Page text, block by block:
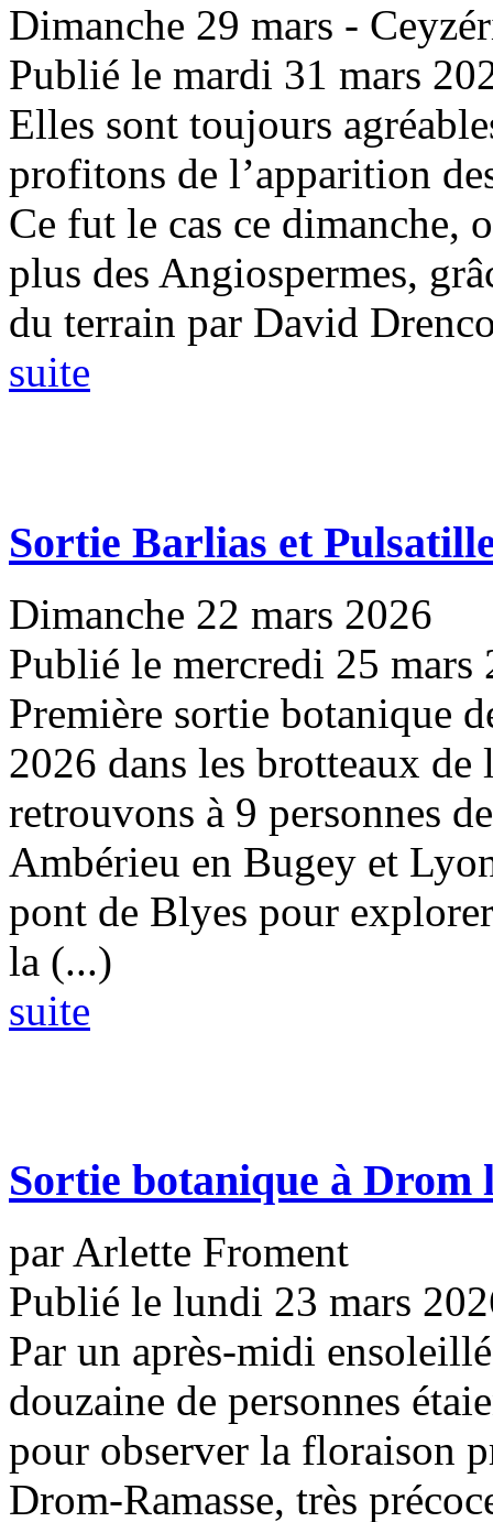
Dimanche 29 mars -
Publié le mardi 31 mars
Elles sont toujours
profitons de l’apparition
Ce fut le cas ce dimanche,
plus des Angiospermes,
du terrain par David
suite
Sortie Barlias et
Dimanche 22 mars 2026
Publié le mercredi 25 mars
Première sortie botanique
2026 dans les brotteaux
retrouvons à 9 personnes
Ambérieu en Bugey et
pont de Blyes pour
la (...)
suite
Sortie botanique à Drom
par Arlette Froment
Publié le lundi 23 mars
Par un après-midi
douzaine de personnes
pour observer la floraison
Drom-Ramasse, très